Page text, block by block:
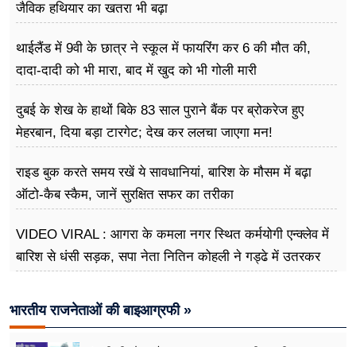
जैविक हथियार का खतरा भी बढ़ा
थाईलैंड में 9वी के छात्र ने स्कूल में फायरिंग कर 6 की मौत की,
दादा-दादी को भी मारा, बाद में खुद को भी गोली मारी
दुबई के शेख के हाथों बिके 83 साल पुराने बैंक पर ब्रोकरेज हुए
मेहरबान, दिया बड़ा टारगेट; देख कर ललचा जाएगा मन!
राइड बुक करते समय रखें ये सावधानियां, बारिश के मौसम में बढ़ा
ऑटो-कैब स्कैम, जानें सुरक्षित सफर का तरीका
VIDEO VIRAL : आगरा के कमला नगर स्थित कर्मयोगी एन्क्लेव में
बारिश से धंसी सड़क, सपा नेता नितिन कोहली ने गड्ढे में उतरकर
भारतीय राजनेताओं की बाइआग्रफी »